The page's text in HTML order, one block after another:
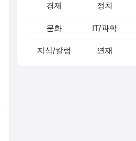
경제 정치
문화 IT/과학
지식/칼럼 연재